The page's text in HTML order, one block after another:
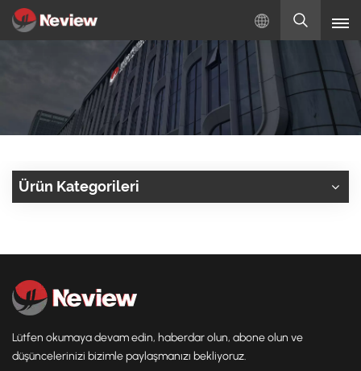
Türkçe
Русский
Español
Ürün Kategorileri
Lütfen okumaya devam edin, haberdar olun, abone olun ve
düşüncelerinizi bizimle paylaşmanızı bekliyoruz.